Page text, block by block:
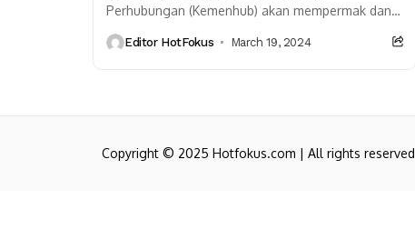
Perhubungan (Kemenhub) akan mempermak dan
transportasi untuk meningkatkan konektivitas di
Editor HotFokus March 19, 2024
Copyright © 2025 Hotfokus.com | All rights reserved